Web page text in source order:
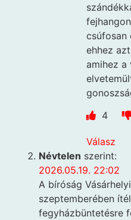
csúfosan
ehhez
amihez a
4
Válasz
Névtelen szerint:
2026.05.19. 22:02
A bíróság
szeptemberében
fegyházbüntetésre